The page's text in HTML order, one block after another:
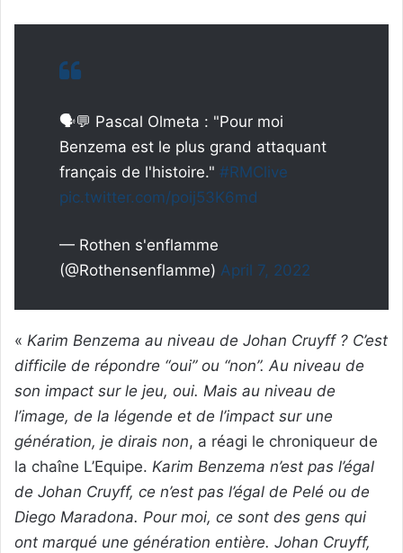
🗣💬 Pascal Olmeta : "Pour moi
Benzema est le plus grand attaquant
français de l'histoire." #RMClive
pic.twitter.com/poij53K6md
— Rothen s'enflamme
(@Rothensenflamme) April 7, 2022
« Karim Benzema au niveau de Johan Cruyff ? C’est
difficile de répondre “oui” ou “non”. Au niveau de
son impact sur le jeu, oui. Mais au niveau de
l’image, de la légende et de l’impact sur une
génération, je dirais non, a réagi le chroniqueur de
la chaîne L’Equipe. Karim Benzema n’est pas l’égal
de Johan Cruyff, ce n’est pas l’égal de Pelé ou de
Diego Maradona. Pour moi, ce sont des gens qui
ont marqué une génération entière. Johan Cruyff,